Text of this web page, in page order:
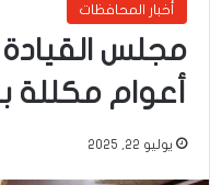
أخبار المحافظات
مجلس القيادة
أعوام مكللة
يوليو 22, 2025